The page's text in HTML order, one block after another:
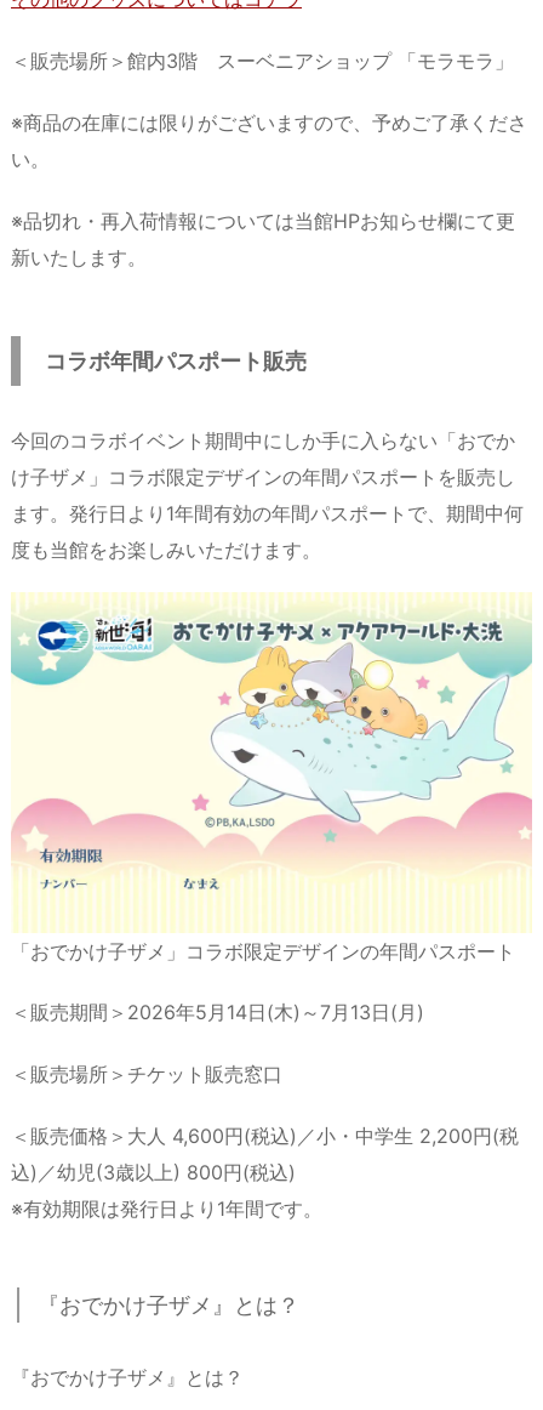
＜販売場所＞館内3階 スーベニアショップ 「モラモラ」
※商品の在庫には限りがございますので、予めご了承くださ
い。
※品切れ・再入荷情報については当館HPお知らせ欄にて更
新いたします。
コラボ年間パスポート販売
今回のコラボイベント期間中にしか手に入らない「おでか
け子ザメ」コラボ限定デザインの年間パスポートを販売し
ます。発行日より1年間有効の年間パスポートで、期間中何
度も当館をお楽しみいただけます。
「おでかけ子ザメ」コラボ限定デザインの年間パスポート
＜販売期間＞2026年5月14日(木)～7月13日(月)
＜販売場所＞チケット販売窓口
＜販売価格＞大人 4,600円(税込)／小・中学生 2,200円(税
込)／幼児(3歳以上) 800円(税込)
※有効期限は発行日より1年間です。
『おでかけ子ザメ』とは？
『おでかけ子ザメ』とは？